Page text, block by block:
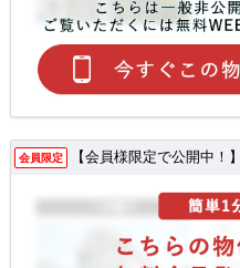
会員限定 【会員様限定で公開中！】